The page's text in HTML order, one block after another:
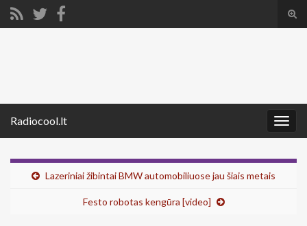
Radiocool.lt
Lazeriniai žibintai BMW automobiliuose jau šiais metais
Festo robotas kengūra [video]